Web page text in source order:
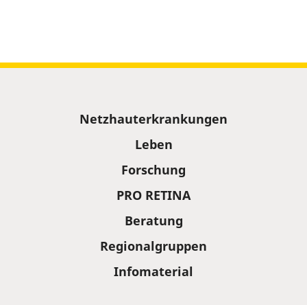
Netzhauterkrankungen
Leben
Forschung
PRO RETINA
Beratung
Regionalgruppen
Infomaterial